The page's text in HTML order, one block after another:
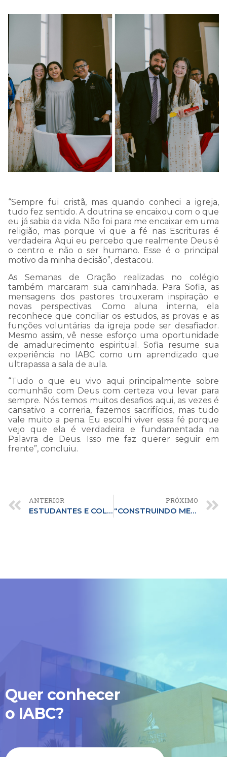
“Sempre fui cristã, mas quando conheci a igreja,
tudo fez sentido. A doutrina se encaixou com o que
eu já sabia da vida. Não foi para me encaixar em uma
religião, mas porque vi que a fé nas Escrituras é
verdadeira. Aqui eu percebo que realmente Deus é
o centro e não o ser humano. Esse é o principal
motivo da minha decisão”, destacou.
As Semanas de Oração realizadas no colégio
também marcaram sua caminhada. Para Sofia, as
mensagens dos pastores trouxeram inspiração e
novas perspectivas. Como aluna interna, ela
reconhece que conciliar os estudos, as provas e as
funções voluntárias da igreja pode ser desafiador.
Mesmo assim, vê nesse esforço uma oportunidade
de amadurecimento espiritual. Sofia resume sua
experiência no IABC como um aprendizado que
ultrapassa a sala de aula.
“Tudo o que eu vivo aqui principalmente sobre
comunhão com Deus com certeza vou levar para
sempre. Nós temos muitos desafios aqui, as vezes é
cansativo a correria, fazemos sacrifícios, mas tudo
vale muito a pena. Eu escolhi viver essa fé porque
vejo que ela é verdadeira e fundamentada na
Palavra de Deus. Isso me faz querer seguir em
frente”, concluiu.
ANTERIOR
ESTUDANTES E COLABORADORES SÃO INCENTIVADOS A COMPARTILHAR EMOÇÕES EM CAMPANHA DO SETEMBRO AMARELO
PRÓXIMO
“CONSTRUINDO MEU LEGADO” ABERTURA DO ANO LETIVO DESTACA O TEMA CENTRAL DESTE ANO E PROPÕE REFLEXÕES SOBRE IDENTIDADE, ESCOLHAS E PROPÓSITOS
Quer conhecer
o IABC?